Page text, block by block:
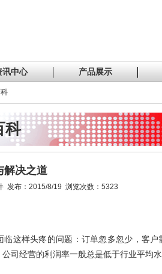
讯中心 产品展示
科
解决之道
发布：2015/8/19 浏览次数：5323
临这样头疼的问题：订单忽多忽少，客
司经营的利润率一般总是低于行业平均